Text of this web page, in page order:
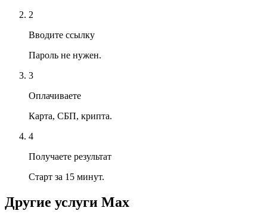
2
Вводите ссылку
Пароль не нужен.
3
Оплачиваете
Карта, СБП, крипта.
4
Получаете результат
Старт за 15 минут.
Другие услуги Max